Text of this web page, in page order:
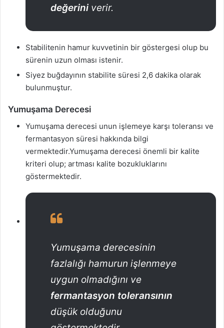
değerini verir.
Stabilitenin hamur kuvvetinin bir göstergesi olup bu
sürenin uzun olması istenir.
Siyez buğdayının stabilite süresi 2,6 dakika olarak
bulunmuştur.
Yumuşama Derecesi
Yumuşama derecesi unun işlemeye karşı toleransı ve
fermantasyon süresi hakkında bilgi
vermektedir.Yumuşama derecesi önemli bir kalite
kriteri olup; artması kalite bozukluklarını
göstermektedir.
Yumuşama derecesinin
fazlalığı hamurun işlenmeye
uygun olmadığını ve
fermantasyon toleransının
düşük olduğunu